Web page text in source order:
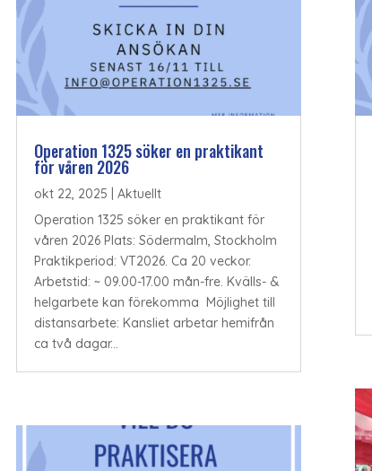
Operation 1325 söker en praktikant
för våren 2026
okt 22, 2025
Aktuellt
Operation 1325 söker en praktikant för
våren 2026 Plats: Södermalm, Stockholm
Praktikperiod: VT2026. Ca 20 veckor.
Arbetstid: ~ 09.00-17.00 mån-fre. Kvälls- &
helgarbete kan förekomma Möjlighet till
distansarbete: Kansliet arbetar hemifrån
ca två dagar...